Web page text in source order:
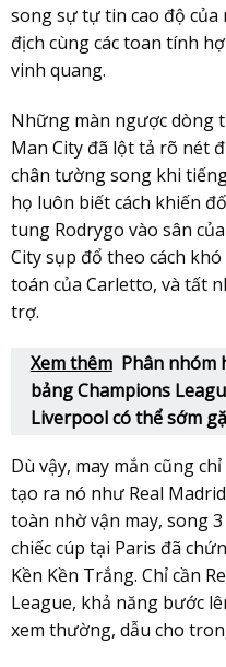
song sự tự tin cao độ của
địch cùng các toan tính
vinh quang.
Những màn ngược dòng
Man City đã lột tả rõ nét
chân tường song khi
họ luôn biết cách khiến
tung Rodrygo vào sân
City sụp đổ theo cách
toán của Carletto, và tất
trợ.
Xem thêm Phân nhóm
bảng Champions
Liverpool có thể sớm
Dù vậy, may mắn cũng
tạo ra nó như Real
toàn nhờ vận may, song
chiếc cúp tại Paris đã
Kền Kền Trắng. Chỉ cần
League, khả năng bước
xem thường, dẫu cho